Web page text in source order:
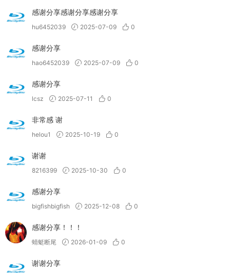
感谢分享感谢分享感谢分享
hu6452039 2025-07-09 0
感谢分享
hao6452039 2025-07-09 0
感谢分享
lcsz 2025-07-11 0
非常感 谢
helou1 2025-10-19 0
谢谢
8216399 2025-10-30 0
感谢分享
bigfishbigfish 2025-12-08 0
感谢分享！！！
蜻蜓断尾 2026-01-09 0
谢谢分享